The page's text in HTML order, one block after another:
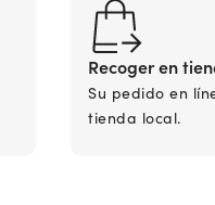
Recoger en
Su pedido en
tienda local.